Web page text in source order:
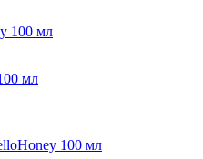
мл